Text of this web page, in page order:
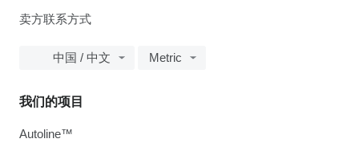
卖方联系方式
中国 / 中文 Metric
我们的项目
Autoline™